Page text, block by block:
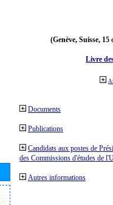
(Genève, Suisse,
Livre
Documents
Publications
Candidats aux postes de
des Commissions d'études de
Autres informations